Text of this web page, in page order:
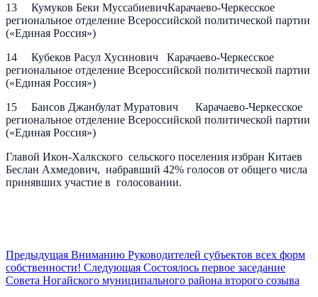
13 Кумуков Беки МуссабиевичКарачаево-Черкесское
региональное отделение Всероссийской политической партии
(«Единая Россия»)
14 Кубеков Расул Хусинович Карачаево-Черкесское
региональное отделение Всероссийской политической партии
(«Единая Россия»)
15 Баисов Джанбулат Муратович Карачаево-Черкесское
региональное отделение Всероссийской политической партии
(«Единая Россия»)
Главой Икон-Халкского сельского поселения избран Китаев
Беслан Ахмедович, набравший 42% голосов от общего числа
принявших участие в голосовании.
Предыдущая Вниманию Руководителей субъектов всех форм
собственности! Следующая Состоялось первое заседание
Совета Ногайского муниципального района второго созыва